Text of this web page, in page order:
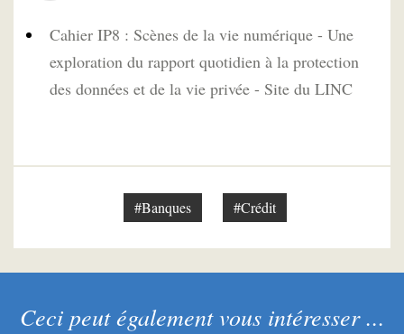
Cahier IP8 : Scènes de la vie numérique - Une
exploration du rapport quotidien à la protection
des données et de la vie privée - Site du LINC
#Banques #Crédit
Ceci peut également vous intéresser ...